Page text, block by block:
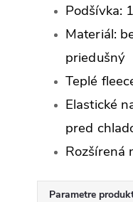
Podšívka:
Materiál:
priedušný
Teplé
Elastické
pred
Rozšírená
Parametre